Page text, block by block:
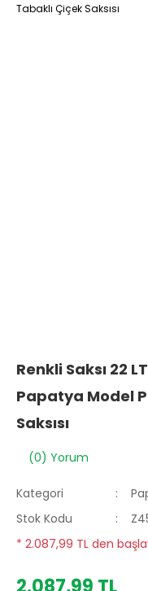
Renkli Saksı 22
Papatya Model
Saksısı
(0) Yorum
Kategori
Stok Kodu
* 2.087,99 TL den